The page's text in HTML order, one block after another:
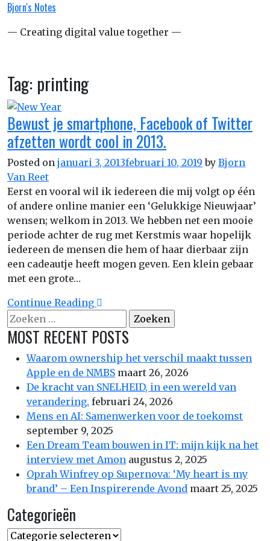
Skip
content
Bjorn's Notes
— Creating digital value together —
navigation
Tag: printing
Bewust je smartphone, Facebook of Twitter
afzetten wordt cool in 2013.
Posted on januari 3, 2013februari 10, 2019 by Bjorn
Van Reet
Eerst en vooral wil ik iedereen die mij volgt op één
of andere online manier een ‘Gelukkige Nieuwjaar’
wensen; welkom in 2013. We hebben net een mooie
periode achter de rug met Kerstmis waar hopelijk
iedereen de mensen die hem of haar dierbaar zijn
een cadeautje heeft mogen geven. Een klein gebaar
met een grote…
Continue Reading
Zoeken
naar:
MOST RECENT POSTS
Waarom ownership het verschil maakt tussen
Apple en de NMBS maart 26, 2026
De kracht van SNELHEID, in een wereld van
verandering. februari 24, 2026
Mens en AI: Samenwerken voor de toekomst
september 9, 2025
Een Dream Team bouwen in IT: mijn kijk na het
interview met Amon augustus 2, 2025
Oprah Winfrey op Supernova: ‘My heart is my
brand’ – Een Inspirerende Avond maart 25, 2025
Categorieën
Categorieën